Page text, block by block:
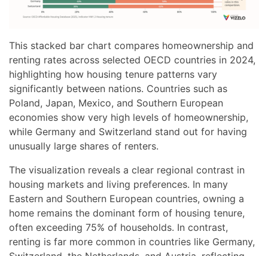
This stacked bar chart compares homeownership and
renting rates across selected OECD countries in 2024,
highlighting how housing tenure patterns vary
significantly between nations. Countries such as
Poland, Japan, Mexico, and Southern European
economies show very high levels of homeownership,
while Germany and Switzerland stand out for having
unusually large shares of renters.
The visualization reveals a clear regional contrast in
housing markets and living preferences. In many
Eastern and Southern European countries, owning a
home remains the dominant form of housing tenure,
often exceeding 75% of households. In contrast,
renting is far more common in countries like Germany,